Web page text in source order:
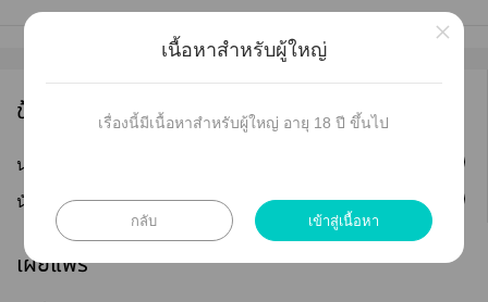
ข้อมูลนักเขียน
นามปากกา :
นักเขียน :BLACKSOUL ติดตาม
เผยแพร่
เนื้อหาสำหรับผู้ใหญ่
เรื่องนี้มีเนื้อหาสำหรับผู้ใหญ่ อายุ 18 ปี ขึ้นไป
กลับ เข้าสู่เนื้อหา
×